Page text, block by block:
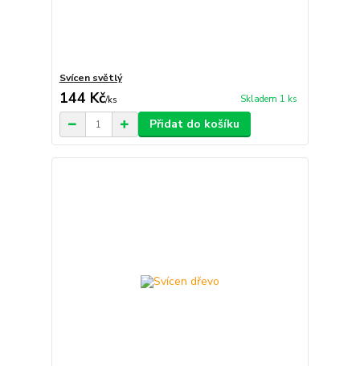
Svícen světlý
144 Kč/ks Skladem 1 ks
Přidat do košíku